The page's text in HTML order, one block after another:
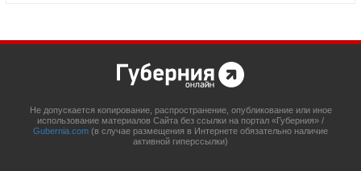
Не допускается копирование, распространение, опубликование или иное
использование материалов Сайта без ссылки на портал «Губерния» /
Gubernia.com (в случае размещения в Интернете обязательно наличие
активной гиперссылки)